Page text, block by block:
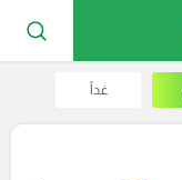
غداً